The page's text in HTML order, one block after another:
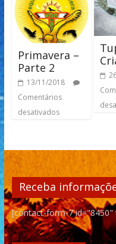
Primavera –
Parte 2
13/11/2018
Comentários
desativados
Receba
[contact-form-7